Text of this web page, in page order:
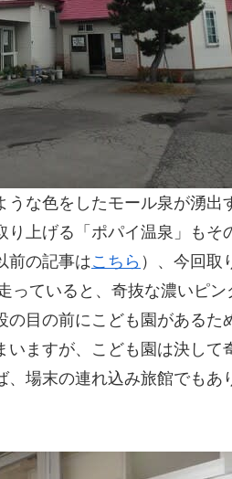
な色をしたモール泉が湧出
上げる「ポパイ温泉」もそ
前の記事はこちら ）、今回取
っていると、奇抜な濃いピ
目の前にこども園があるた
いますが、こども園は決して
場末の連れ込み旅館でもあ